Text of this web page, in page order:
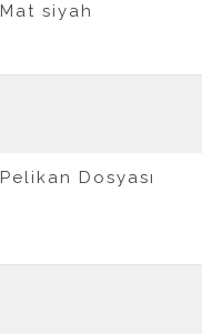
Mat siyah
Pelikan Dosyası